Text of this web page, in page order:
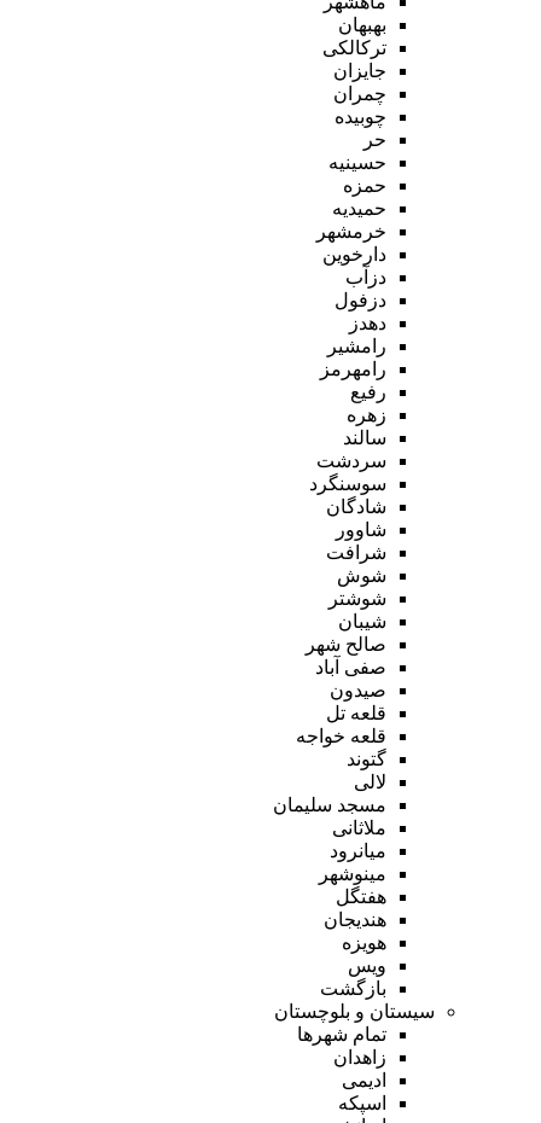
بهبهان
ترکالکی
جایزان
چمران
چوبیده
حر
حسینیه
حمزه
حمیدیه
خرمشهر
دارخوین
دزآب
دزفول
دهدز
رامشیر
رامهرمز
رفیع
زهره
سالند
سردشت
سوسنگرد
شادگان
شاوور
شرافت
شوش
شوشتر
شیبان
صالح شهر
صفی آباد
صیدون
قلعه تل
قلعه خواجه
گتوند
لالی
مسجد سلیمان
ملاثانی
میانرود
مینوشهر
هفتگل
هندیجان
هویزه
ویس
بازگشت
سیستان و بلوچستان
تمام شهر‌ها
زاهدان
ادیمی
اسپکه